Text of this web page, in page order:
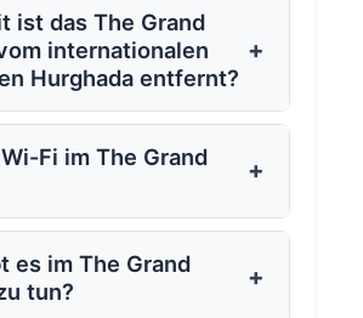
ist das The Grand
internationalen
Hurghada entfernt?
+
Fi im The Grand
+
es im The Grand
tun?
+